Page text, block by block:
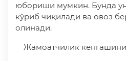
юбориши мумкин. Бунда
кўриб чиқилади ва овоз
олинади.
Жамоатчилик